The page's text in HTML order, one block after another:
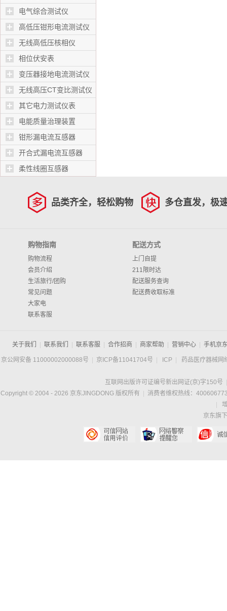
电气综合测试仪
高低压钳形电流测试仪
无线高低压核相仪
相位伏安表
变压器接地电流测试仪
无线高压CT变比测试仪
其它电力测试仪表
电能质量治理装置
钳形漏电流互感器
开合式漏电流互感器
柔性线圈互感器
品类齐全，轻松购物 多仓直发，极
购物指南
购物流程
会员介绍
生活旅行/团购
常见问题
大家电
联系客服
配送方式
上门自提
211限时达
配送服务查询
配送费收取标准
关于我们 联系我们 联系客服 合作招商 商家帮助 营销中心 手机京
京公网安备 11000002000088号 京ICP备11041704号 ICP 药品医疗器械网
互联网出版许可证编号新出网证(京)字150号
Copyright © 2004 - 2026 京东JINGDONG 版权所有
消费者维权热线：
京东旗